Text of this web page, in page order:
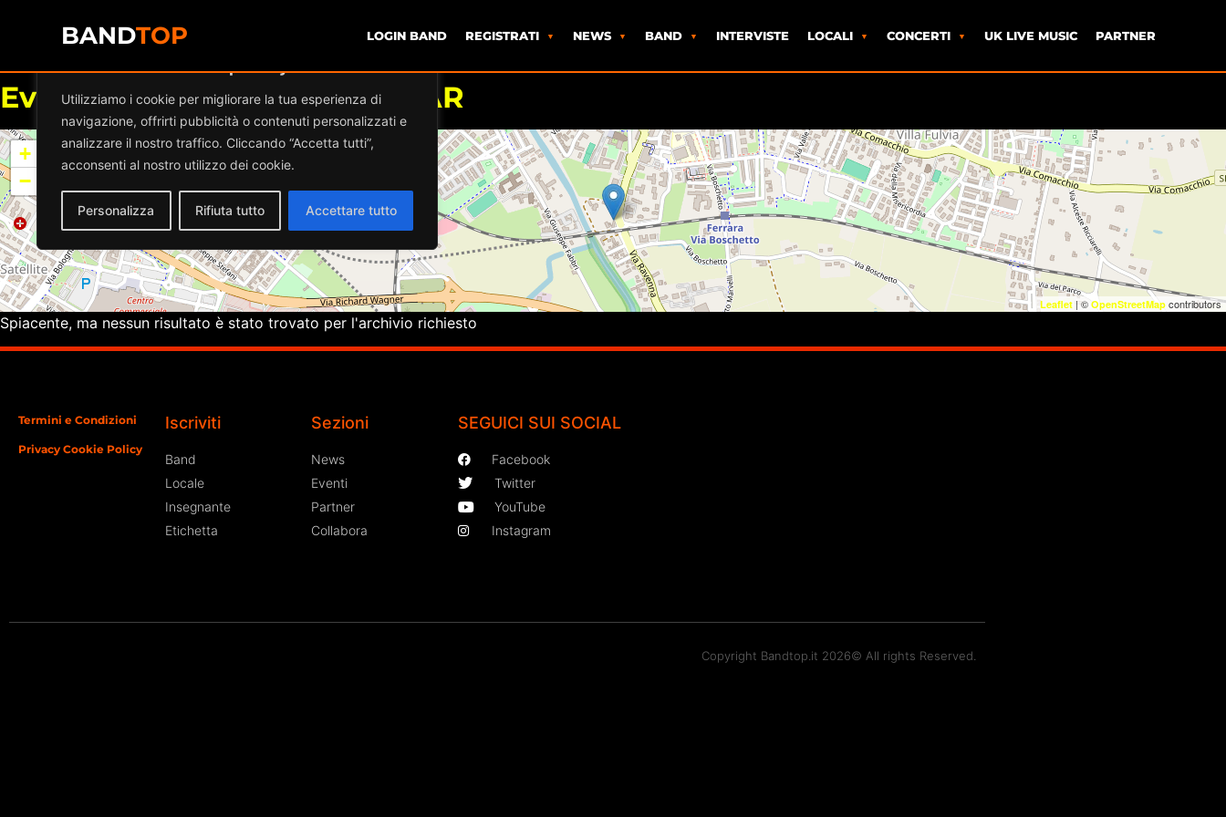
Utilizziamo i cookie per migliorare la tua esperienza di
navigazione, offrirti pubblicità o contenuti personalizzati e
analizzare il nostro traffico. Cliccando “Accetta tutti”,
acconsenti al nostro utilizzo dei cookie.
Personalizza Rifiuta tutto Accettare tutto
BANDTOP LOGIN BAND REGISTRATI NEWS BAND INTERVISTE LOCALI CONCERTI UK LIVE MUSIC PARTNER
Eventi aCIRCOLO BLACKSTAR
+
−
Leaflet | © OpenStreetMap contributors
Spiacente, ma nessun risultato è stato trovato per l'archivio richiesto
Termini e Condizioni
Privacy Cookie Policy
Iscriviti
Band
Locale
Insegnante
Etichetta
Sezioni
News
Eventi
Partner
Collabora
SEGUICI SUI SOCIAL
Facebook
Twitter
YouTube
Instagram
Copyright Bandtop.it 2026© All rights Reserved.